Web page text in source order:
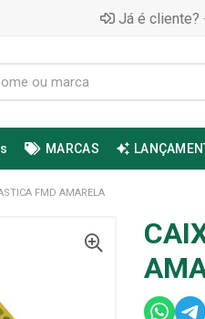
Já é cliente?
MARCAS
FMD AMARELA